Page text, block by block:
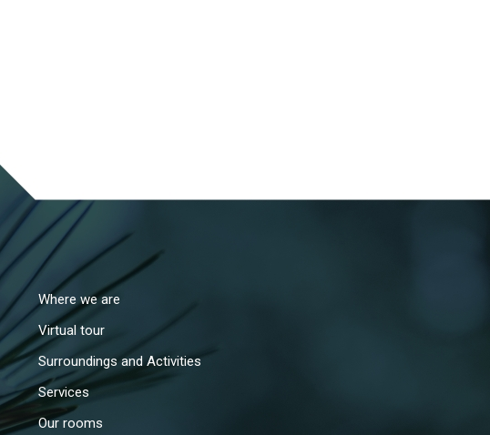
Where we are
Virtual tour
Surroundings and Activities
Services
Our rooms